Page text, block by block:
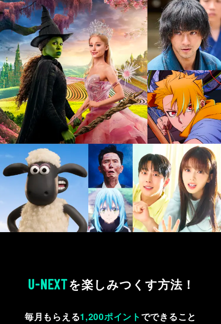
U-NEXTを楽しみつくす方法！
毎月もらえる1,200ポイントでできること